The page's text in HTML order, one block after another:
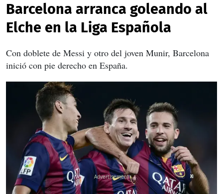
Barcelona arranca goleando al
Elche en la Liga Española
Con doblete de Messi y otro del joven Munir, Barcelona
inició con pie derecho en España.
X